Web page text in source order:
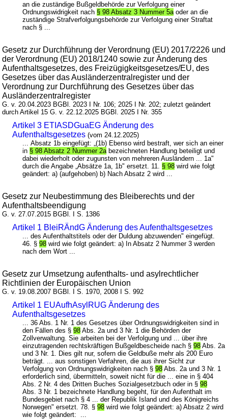
an die zuständige Bußgeldbehörde zur Verfolgung einer
Ordnungswidrigkeit nach § 98 Absatz 3 Nummer 5a oder an die
zuständige Strafverfolgungsbehörde zur Verfolgung einer Straftat
nach § ...
Gesetz zur Durchführung der Verordnung (EU) 2017/2226 und
der Verordnung (EU) 2018/1240 sowie zur Änderung des
Aufenthaltsgesetzes, des Freizügigkeitsgesetzes/EU, des
Gesetzes über das Ausländerzentralregister und der
Verordnung zur Durchführung des Gesetzes über das
Ausländerzentralregister
G. v. 20.04.2023 BGBl. 2023 I Nr. 106; 2025 I Nr. 202; zuletzt geändert
durch Artikel 15 G. v. 22.12.2025 BGBl. 2025 I Nr. 355
Artikel 3 ETIASDGuaEG Änderung des
Aufenthaltsgesetzes (vom 24.12.2025)
... Absatz 1b eingefügt: „(1b) Ebenso wird bestraft, wer sich an einer
in § 98 Absatz 2 Nummer 2a bezeichneten Handlung beteiligt und
dabei wiederholt oder zugunsten von mehreren Ausländern ... 1a"
durch die Angabe „Absätze 1a, 1b" ersetzt. 11. § 98 wird wie folgt
geändert: a) (aufgehoben) b) Nach Absatz 2 wird ...
Gesetz zur Neubestimmung des Bleiberechts und der
Aufenthaltsbeendigung
G. v. 27.07.2015 BGBl. I S. 1386
Artikel 1 BleiRÄndG Änderung des Aufenthaltsgesetzes
... des Aufenthaltstitels oder der Duldung abzuwenden" eingefügt.
46. §98 wird wie folgt geändert: a) In Absatz 2 Nummer 3 werden
nach dem Wort ...
Gesetz zur Umsetzung aufenthalts- und asylrechtlicher
Richtlinien der Europäischen Union
G. v. 19.08.2007 BGBl. I S. 1970, 2008 I S. 992
Artikel 1 EUAufhAsylRUG Änderung des
Aufenthaltsgesetzes
... 36 Abs. 1 Nr. 1 des Gesetzes über Ordnungswidrigkeiten sind in
den Fällen des §98 Abs. 2a und 3 Nr. 1 die Behörden der
Zollverwaltung. Sie arbeiten bei der Verfolgung und ... über ihre
einzutragenden rechtskräftigen Bußgeldbescheide nach §98 Abs. 2a
und 3 Nr. 1. Dies gilt nur, sofern die Geldbuße mehr als 200 Euro
beträgt. ... aus sonstigen Verfahren, die aus ihrer Sicht zur
Verfolgung von Ordnungswidrigkeiten nach §98 Abs. 2a und 3 Nr. 1
erforderlich sind, übermitteln, soweit nicht für die ... eine in § 404
Abs. 2 Nr. 4 des Dritten Buches Sozialgesetzbuch oder in §98
Abs. 3 Nr. 1 bezeichnete Handlung begeht, für den Aufenthalt im
Bundesgebiet nach § 4 ... der Republik Island und des Königreichs
Norwegen" ersetzt. 78. §98 wird wie folgt geändert: a) Absatz 2 wird
wie folgt geändert: ...